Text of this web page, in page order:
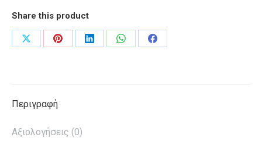
Share this product
Share
Share
Share
Share
Share
Περιγραφή
Αξιολογήσεις (0)